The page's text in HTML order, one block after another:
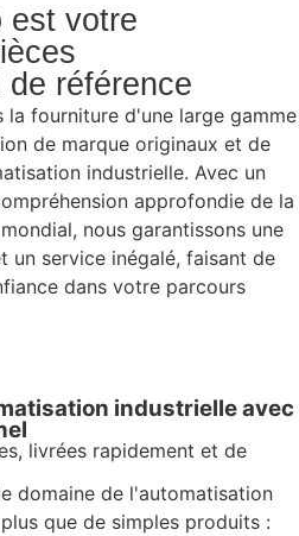
est votre
de référence
la fourniture d'une large gamme
de marque originaux et de
industrielle. Avec un
approfondie de la
nous garantissons une
un service inégalé, faisant de
dans votre parcours
industrielle avec
livrées rapidement et de
domaine de l'automatisation
que de simples produits :